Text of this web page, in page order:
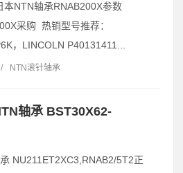
NTN轴承RNAB200X参数
采购 热销型号推荐：
，LINCOLN P40131411...
/ NTN滚针轴承
轴承 BST30X62-
NU211ET2XC3,RNAB2/5T2正